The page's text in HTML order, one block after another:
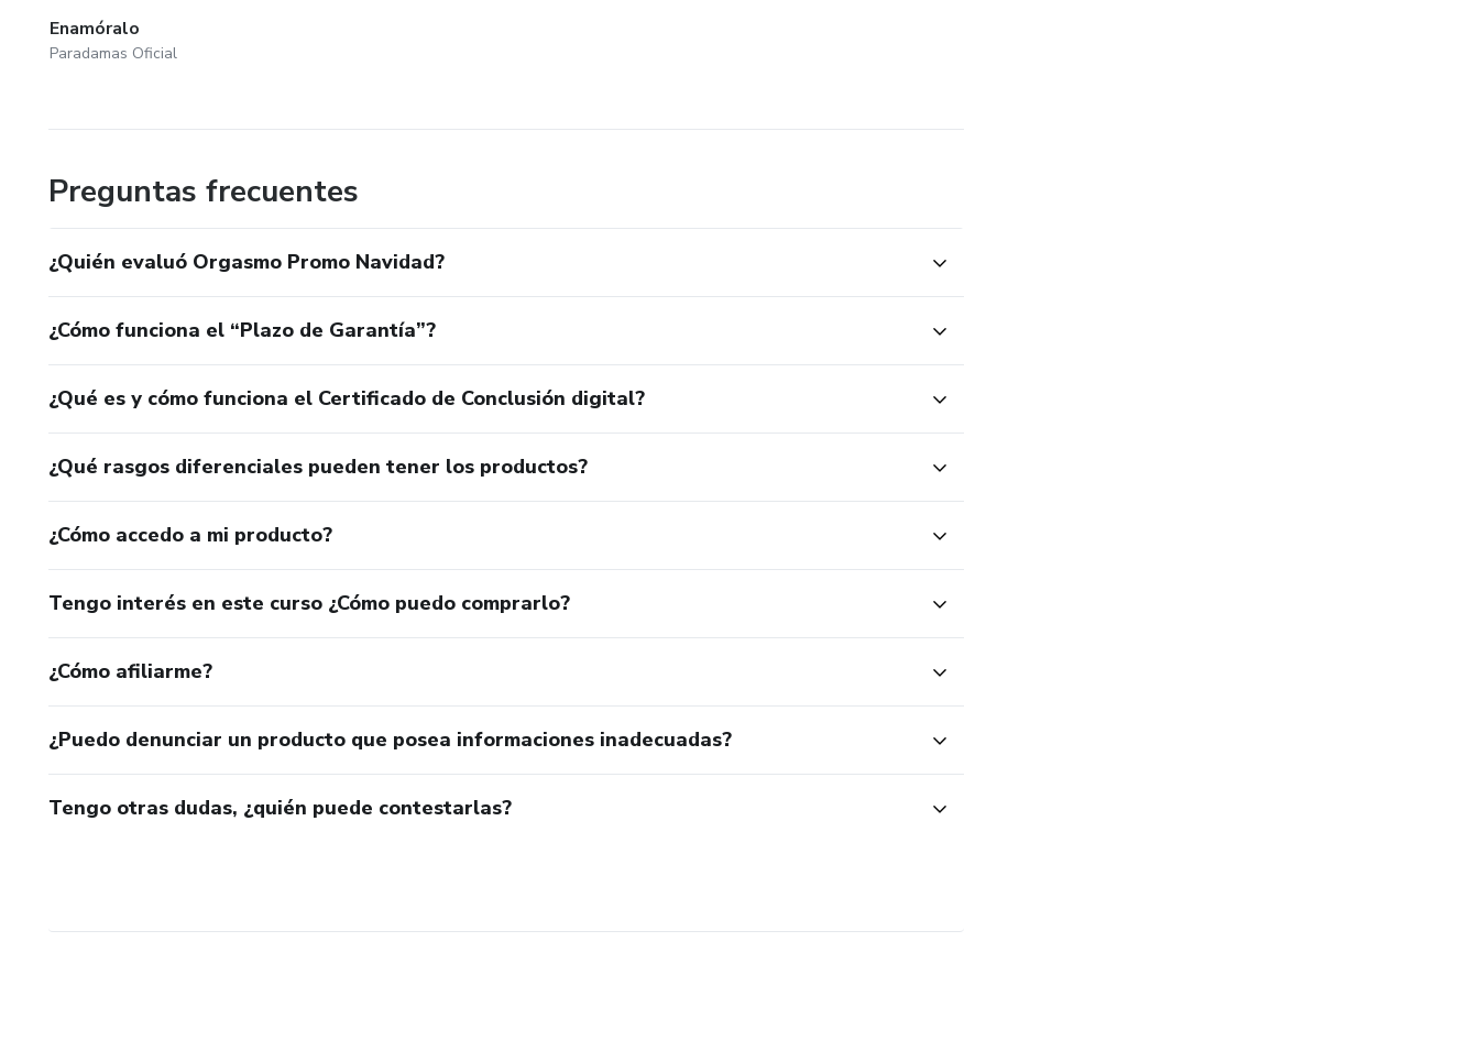
Enamóralo
Paradamas Oficial
Preguntas frecuentes
¿Quién evaluó Orgasmo Promo Navidad?
¿Cómo funciona el “Plazo de Garantía”?
¿Qué es y cómo funciona el Certificado de Conclusión digital?
¿Qué rasgos diferenciales pueden tener los productos?
¿Cómo accedo a mi producto?
Tengo interés en este curso ¿Cómo puedo comprarlo?
¿Cómo afiliarme?
¿Puedo denunciar un producto que posea informaciones inadecuadas?
Tengo otras dudas, ¿quién puede contestarlas?